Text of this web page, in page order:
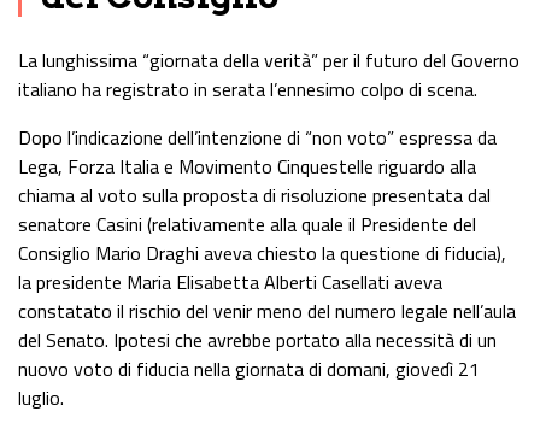
La lunghissima “giornata della verità” per il futuro del Governo
italiano ha registrato in serata l’ennesimo colpo di scena.
Dopo l’indicazione dell’intenzione di “non voto” espressa da
Lega, Forza Italia e Movimento Cinquestelle riguardo alla
chiama al voto sulla proposta di risoluzione presentata dal
senatore Casini (relativamente alla quale il Presidente del
Consiglio Mario Draghi aveva chiesto la questione di fiducia),
la presidente Maria Elisabetta Alberti Casellati aveva
constatato il rischio del venir meno del numero legale nell’aula
del Senato. Ipotesi che avrebbe portato alla necessità di un
nuovo voto di fiducia nella giornata di domani, giovedì 21
luglio.